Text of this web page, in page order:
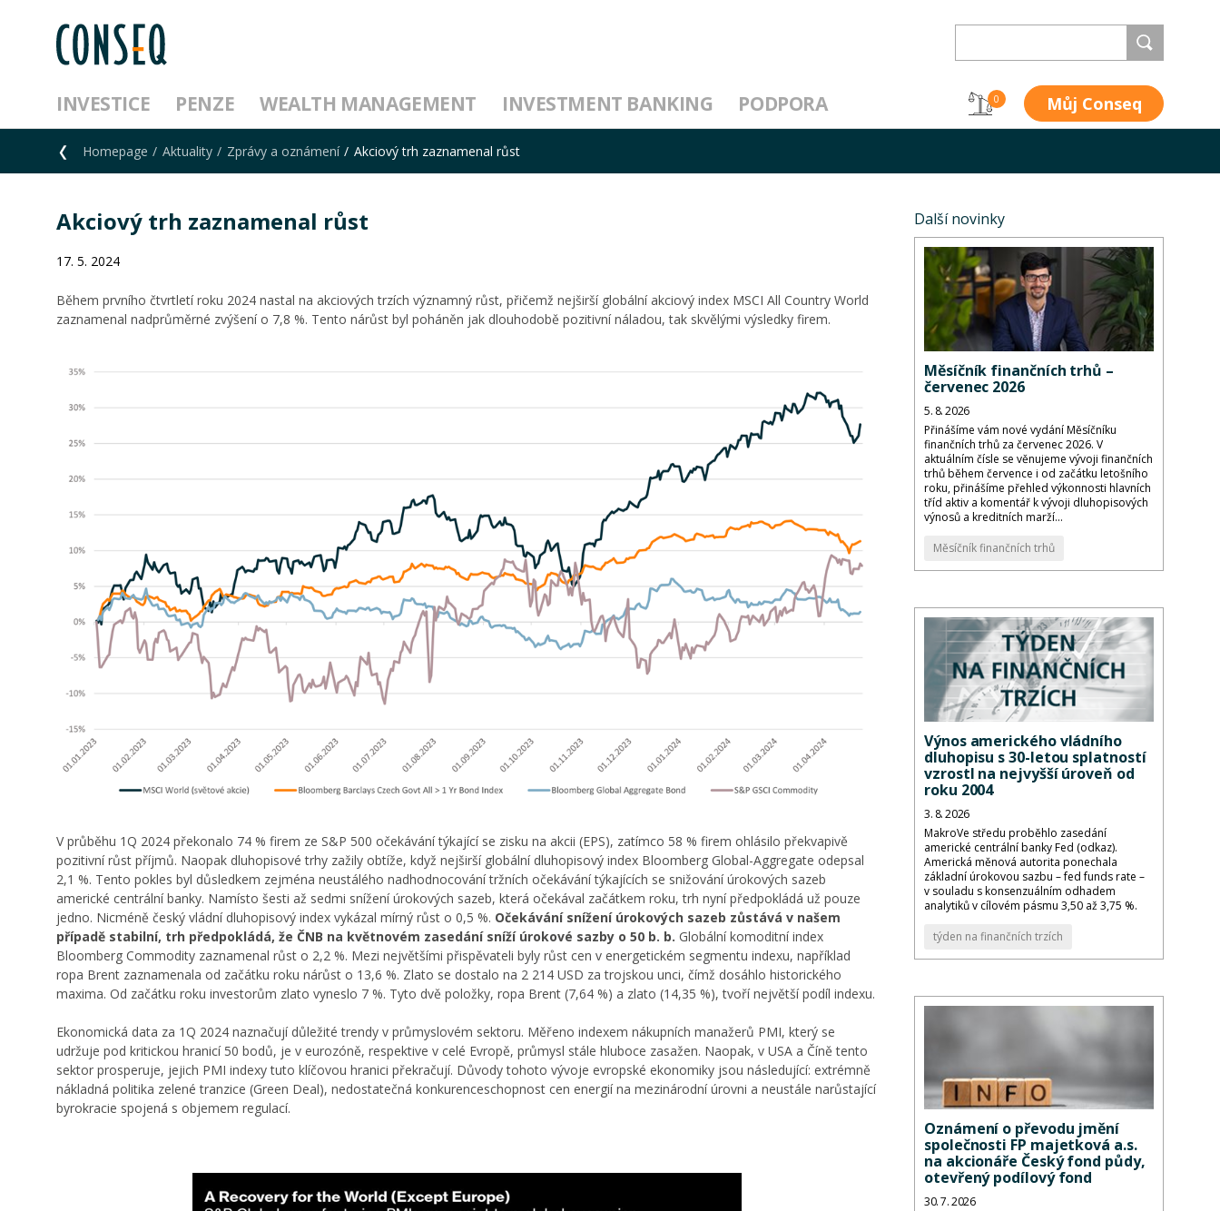
INVESTICE PENZE WEALTH MANAGEMENT INVESTMENT BANKING PODPORA 0 Můj Conseq
Homepage Aktuality Zprávy a oznámení Akciový trh zaznamenal růst
Akciový trh zaznamenal růst
17. 5. 2024
Během prvního čtvrtletí roku 2024 nastal na akciových trzích významný růst, přičemž nejširší globální akciový index MSCI All Country World
zaznamenal nadprůměrné zvýšení o 7,8 %. Tento nárůst byl poháněn jak dlouhodobě pozitivní náladou, tak skvělými výsledky firem.
V průběhu 1Q 2024 překonalo 74 % firem ze S&P 500 očekávání týkající se zisku na akcii (EPS), zatímco 58 % firem ohlásilo překvapivě
pozitivní růst příjmů. Naopak dluhopisové trhy zažily obtíže, když nejširší globální dluhopisový index Bloomberg Global-Aggregate odepsal
2,1 %. Tento pokles byl důsledkem zejména neustálého nadhodnocování tržních očekávání týkajících se snižování úrokových sazeb
americké centrální banky. Namísto šesti až sedmi snížení úrokových sazeb, která očekával začátkem roku, trh nyní předpokládá už pouze
jedno. Nicméně český vládní dluhopisový index vykázal mírný růst o 0,5 %. Očekávání snížení úrokových sazeb zůstává v našem
případě stabilní, trh předpokládá, že ČNB na květnovém zasedání sníží úrokové sazby o 50 b. b. Globální komoditní index
Bloomberg Commodity zaznamenal růst o 2,2 %. Mezi největšími přispěvateli byly růst cen v energetickém segmentu indexu, například
ropa Brent zaznamenala od začátku roku nárůst o 13,6 %. Zlato se dostalo na 2 214 USD za trojskou unci, čímž dosáhlo historického
maxima. Od začátku roku investorům zlato vyneslo 7 %. Tyto dvě položky, ropa Brent (7,64 %) a zlato (14,35 %), tvoří největší podíl indexu.
Ekonomická data za 1Q 2024 naznačují důležité trendy v průmyslovém sektoru. Měřeno indexem nákupních manažerů PMI, který se
udržuje pod kritickou hranicí 50 bodů, je v eurozóně, respektive v celé Evropě, průmysl stále hluboce zasažen. Naopak, v USA a Číně tento
sektor prosperuje, jejich PMI indexy tuto klíčovou hranici překračují. Důvody tohoto vývoje evropské ekonomiky jsou následující: extrémně
nákladná politika zelené tranzice (Green Deal), nedostatečná konkurenceschopnost cen energií na mezinárodní úrovni a neustále narůstající
byrokracie spojená s objemem regulací.
Další novinky
Měsíčník finančních trhů –
červenec 2026
5. 8. 2026
Přinášíme vám nové vydání Měsíčníku
finančních trhů za červenec 2026. V
aktuálním čísle se věnujeme vývoji finančních
trhů během července i od začátku letošního
roku, přinášíme přehled výkonnosti hlavních
tříd aktiv a komentář k vývoji dluhopisových
výnosů a kreditních marží...
Měsíčník finančních trhů
Výnos amerického vládního
dluhopisu s 30-letou splatností
vzrostl na nejvyšší úroveň od
roku 2004
3. 8. 2026
MakroVe středu proběhlo zasedání
americké centrální banky Fed (odkaz).
Americká měnová autorita ponechala
základní úrokovou sazbu – fed funds rate –
v souladu s konsenzuálním odhadem
analytiků v cílovém pásmu 3,50 až 3,75 %.
týden na finančních trzích
Oznámení o převodu jmění
společnosti FP majetková a.s.
na akcionáře Český fond půdy,
otevřený podílový fond
30. 7. 2026